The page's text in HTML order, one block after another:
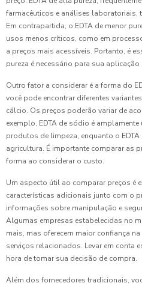
farmacêuticos e análises laboratoriais,
Em contrapartida, o EDTA de menor
usos menos críticos, como em
a preços mais acessíveis. Portanto, é
pureza é necessário para sua
Outro fator a considerar é a forma do
você pode encontrar diferentes
cálcio. Os preços poderão variar de
exemplo, EDTA de sódio é
produtos de limpeza, enquanto o
agricultura. É importante comparar as
forma ao considerar o custo.
Um aspecto útil ao comparar preços é
características adicionais junto com o
informações sobre manipulação e
Algumas empresas estabelecidas no
mais, mas oferecem maior confiança
serviços relacionados. Levar em conta
hora de tomar sua decisão de compra.
Além dos fornecedores tradicionais,